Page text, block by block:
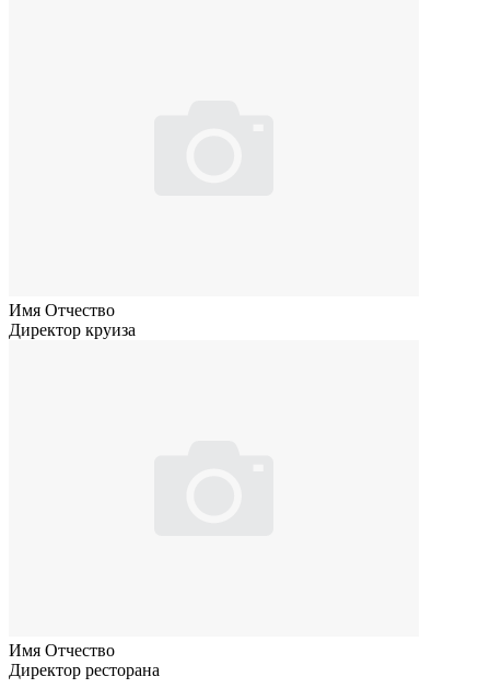
Имя Отчество
Директор круиза
Имя Отчество
Директор ресторана